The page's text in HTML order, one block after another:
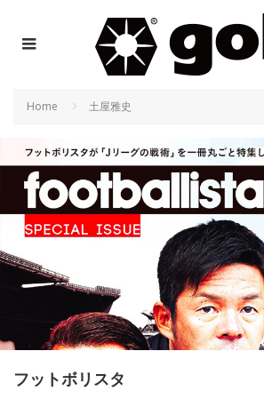
Home 土屋雅史
フットボリスタ